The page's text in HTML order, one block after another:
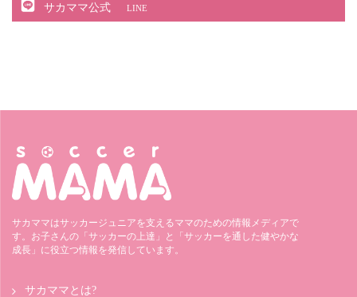
サカママ公式 LINE
サカママはサッカージュニアを支えるママのための情報メディアで
す。お子さんの「サッカーの上達」と「サッカーを通した健やかな
成長」に役立つ情報を発信しています。
サカママとは?